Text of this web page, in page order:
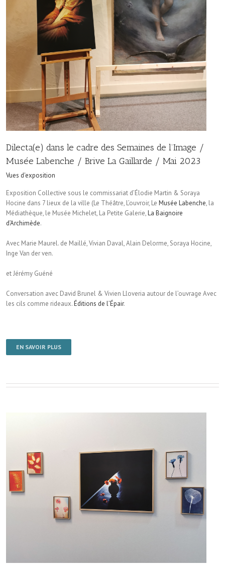
Dilecta(e) dans le cadre des Semaines de l’Image /
Musée Labenche / Brive La Gaillarde / Mai 2023
Vues d'exposition
Exposition Collective sous le commissariat d’Élodie Martin & Soraya
Hocine dans 7 lieux de la ville (Le Théâtre, L’ouvroir, Le Musée Labenche, la
Médiathèque, le Musée Michelet, La Petite Galerie,La Baignoire
d’Archimède.
Avec Marie Maurel. de Maillé, Vivian Daval, Alain Delorme, Soraya Hocine,
Inge Van der ven.
et Jérémy Guéné
Conversation avec David Brunel & Vivien Lloveria autour de l’ouvrage Avec
les cils comme rideaux.Éditions de l’Épair.
EN SAVOIR PLUS